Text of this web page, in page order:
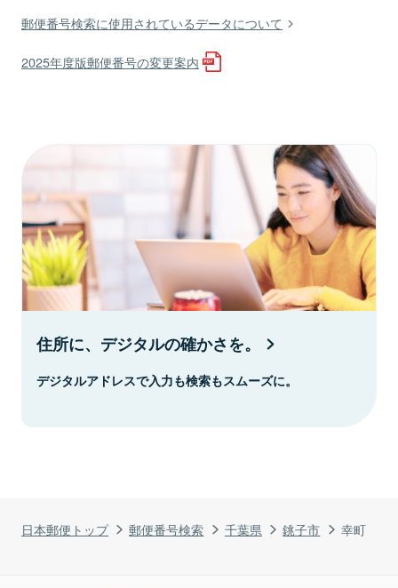
日本郵便トップ 郵便番号検索 千葉県 銚子市 幸町
郵便番号検索に使用されているデータについて
2025年度版郵便番号の変更案内
住所に、デジタルの確かさを。
デジタルアドレスで入力も検索もスムーズに。